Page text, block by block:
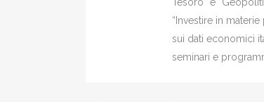
“Investire in
sui dati economici
seminari e